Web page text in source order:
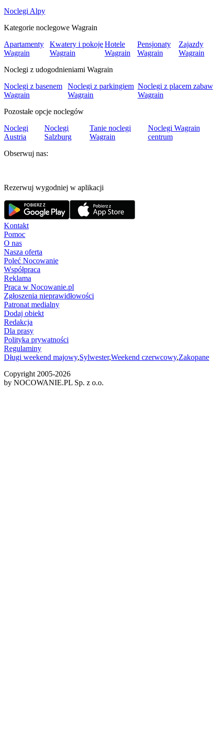
Noclegi Alpy
Kategorie noclegowe Wagrain
Apartamenty
Wagrain
Kwatery i pokoje
Wagrain
Hotele
Wagrain
Pensjonaty
Wagrain
Zajazdy
Wagrain
Noclegi z udogodnieniami Wagrain
Noclegi z basenem
Wagrain
Noclegi z parkingiem
Wagrain
Noclegi z placem zabaw
Wagrain
Pozostałe opcje noclegów
Noclegi
Austria
Noclegi
Salzburg
Tanie noclegi
Wagrain
Noclegi Wagrain
centrum
Obserwuj nas:
Rezerwuj wygodniej w aplikacji
Kontakt
Pomoc
O nas
Nasza oferta
Poleć Nocowanie
Współpraca
Reklama
Praca w Nocowanie.pl
Zgłoszenia nieprawidłowości
Patronat medialny
Dodaj obiekt
Redakcja
Dla prasy
Polityka prywatności
Regulaminy
Długi weekend majowy,Sylwester,Weekend czerwcowy,Zakopane
Copyright 2005-2026
by NOCOWANIE.PL Sp. z o.o.